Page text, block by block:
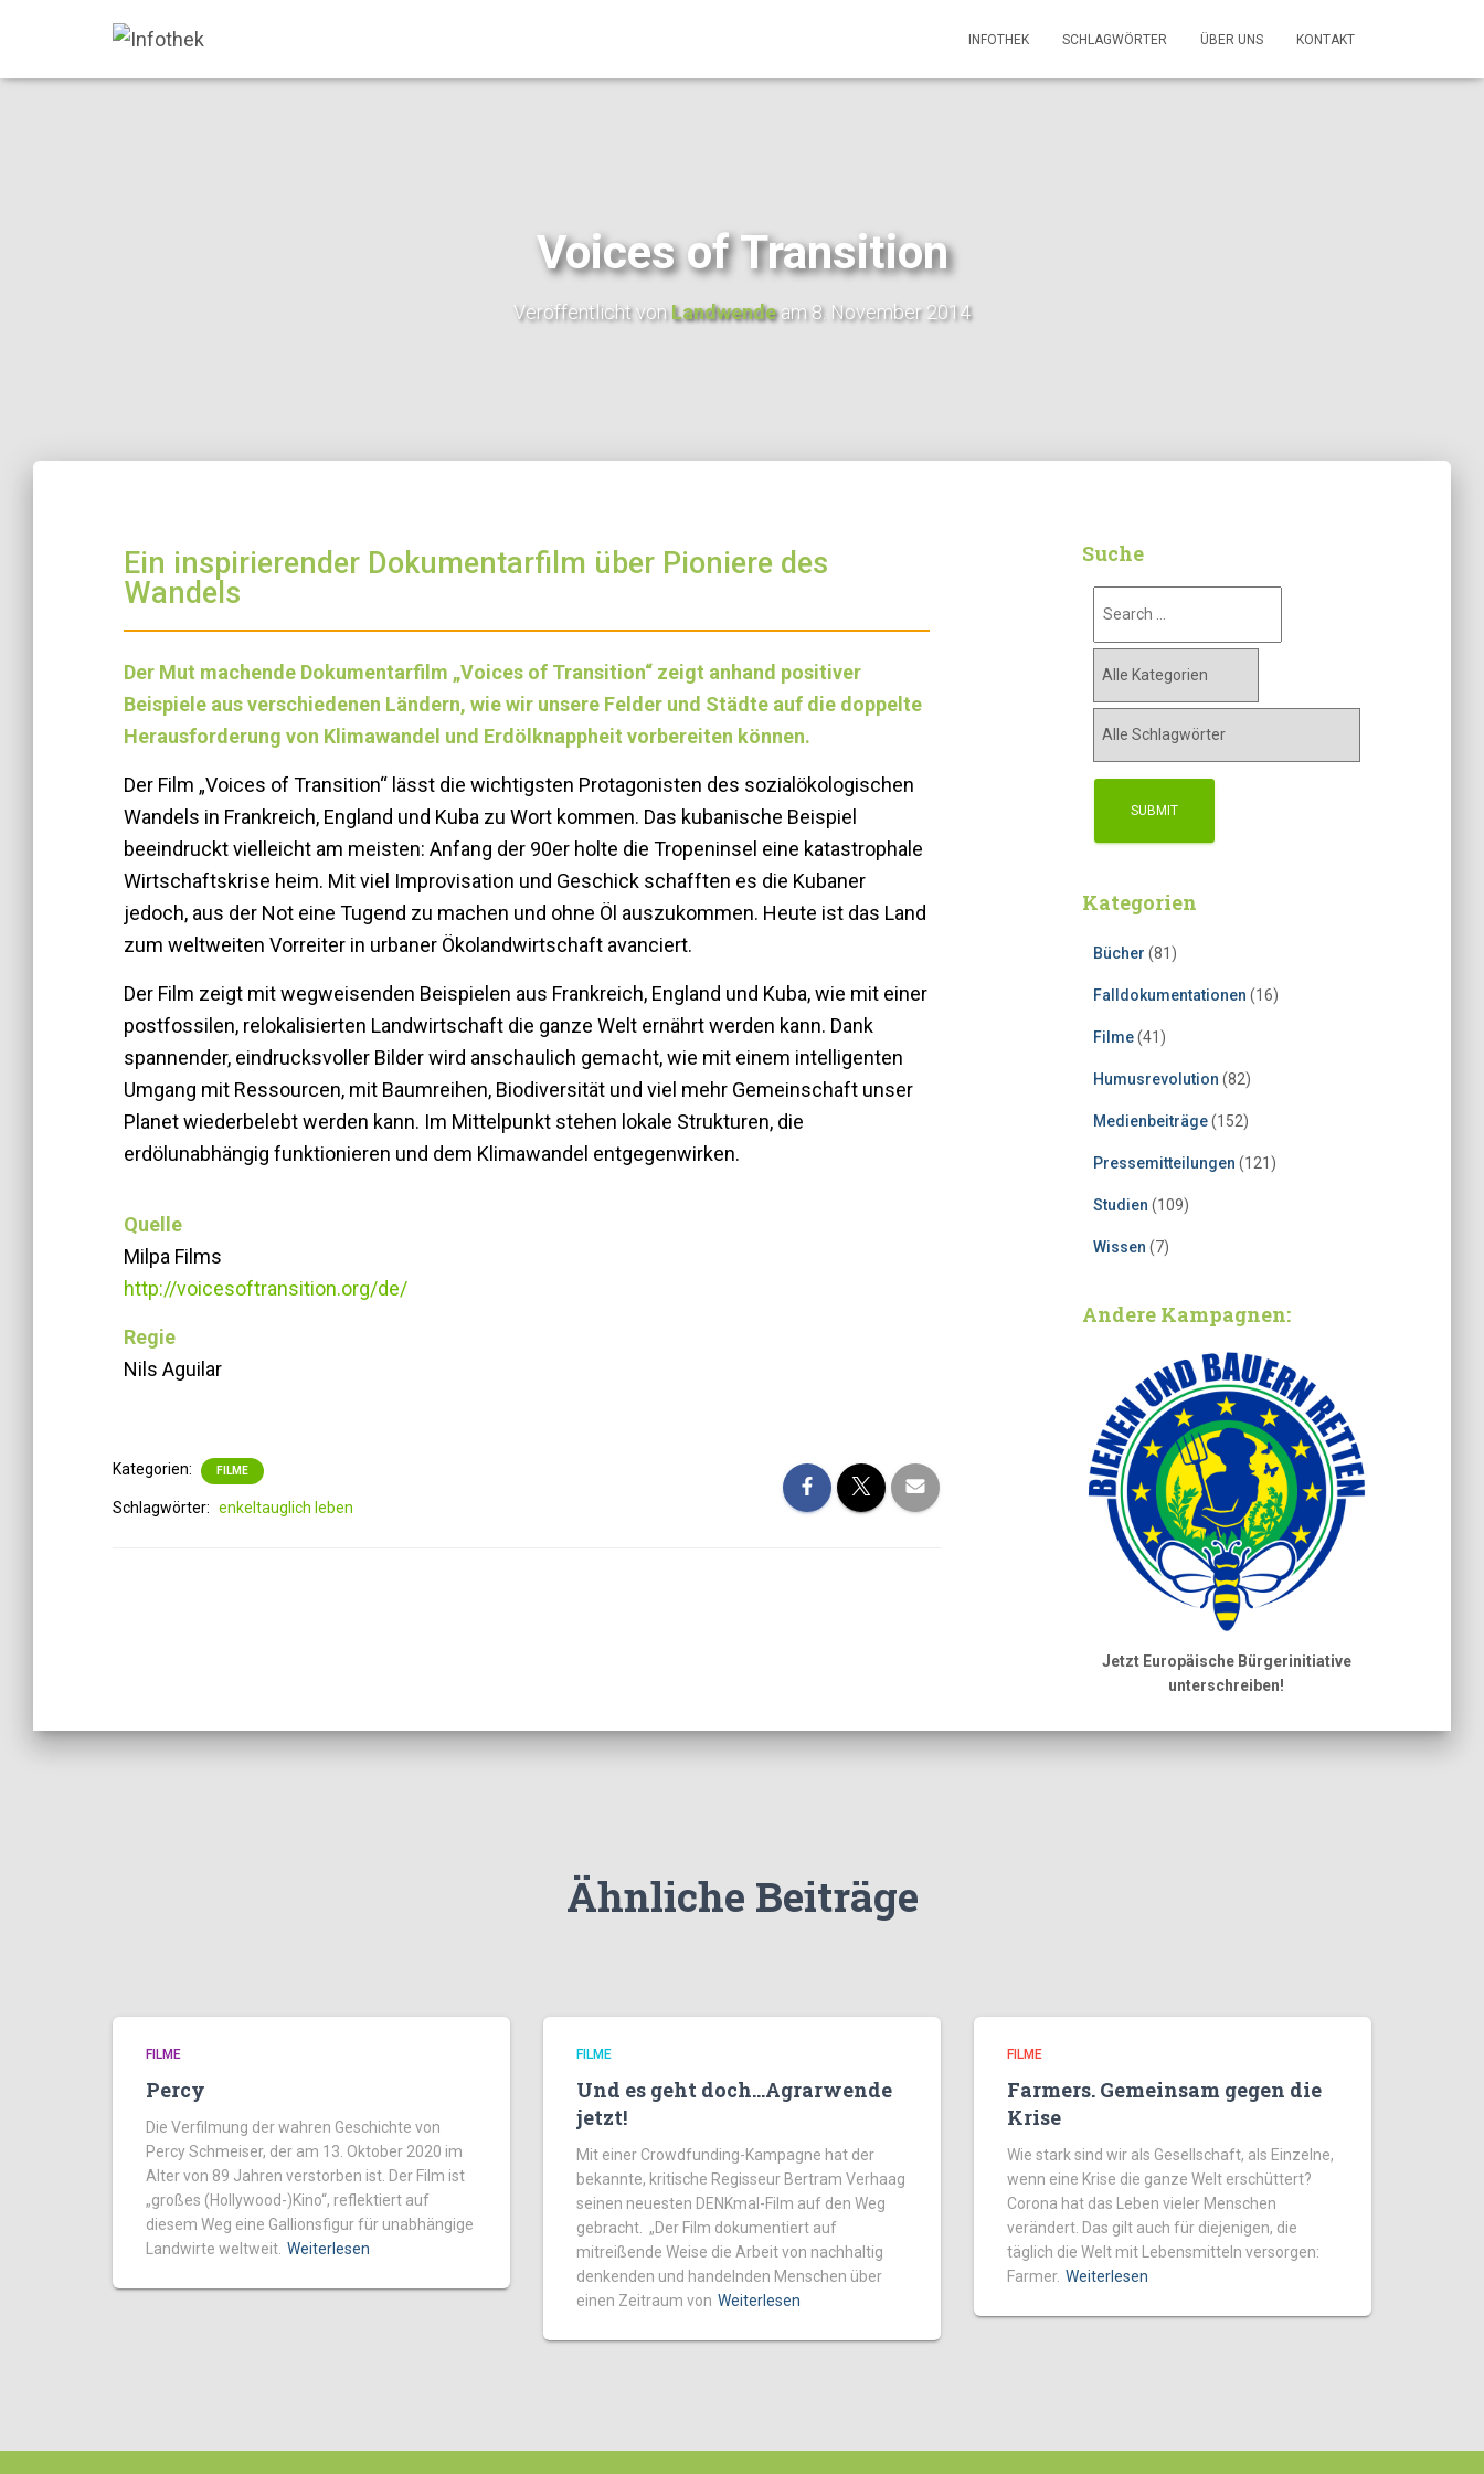
INFOTHEK SCHLAGWÖRTER ÜBER UNS KONTAKT
Voices of Transition
Veröffentlicht vonLandwendeam8. November 2014
Ein inspirierender Dokumentarfilm über Pioniere des
Wandels
Der Mut machende Dokumentarfilm „Voices of Transition“ zeigt anhand positiver
Beispiele aus verschiedenen Ländern, wie wir unsere Felder und Städte auf die doppelte
Herausforderung von Klimawandel und Erdölknappheit vorbereiten können.
Der Film „Voices of Transition“ lässt die wichtigsten Protagonisten des sozialökologischen
Wandels in Frankreich, England und Kuba zu Wort kommen. Das kubanische Beispiel
beeindruckt vielleicht am meisten: Anfang der 90er holte die Tropeninsel eine katastrophale
Wirtschaftskrise heim. Mit viel Improvisation und Geschick schafften es die Kubaner
jedoch, aus der Not eine Tugend zu machen und ohne Öl auszukommen. Heute ist das Land
zum weltweiten Vorreiter in urbaner Ökolandwirtschaft avanciert.
Der Film zeigt mit wegweisenden Beispielen aus Frankreich, England und Kuba, wie mit einer
postfossilen, relokalisierten Landwirtschaft die ganze Welt ernährt werden kann. Dank
spannender, eindrucksvoller Bilder wird anschaulich gemacht, wie mit einem intelligenten
Umgang mit Ressourcen, mit Baumreihen, Biodiversität und viel mehr Gemeinschaft unser
Planet wiederbelebt werden kann. Im Mittelpunkt stehen lokale Strukturen, die
erdölunabhängig funktionieren und dem Klimawandel entgegenwirken.
Quelle
Milpa Films
http://voicesoftransition.org/de/
Regie
Nils Aguilar
Kategorien: FILME
Schlagwörter: enkeltauglich leben
Suche
Kategorien
Bücher (81)
Falldokumentationen (16)
Filme(41)
Humusrevolution (82)
Medienbeiträge(152)
Pressemitteilungen (121)
Studien (109)
Wissen (7)
Andere Kampagnen:
Jetzt Europäische Bürgerinitiative
unterschreiben!
Ähnliche Beiträge
FILME
Percy
Die Verfilmung der wahren Geschichte von
Percy Schmeiser, der am 13. Oktober 2020 im
Alter von 89 Jahren verstorben ist. Der Film ist
„großes (Hollywood-)Kino“, reflektiert auf
diesem Weg eine Gallionsfigur für unabhängige
Landwirte weltweit. Weiterlesen
FILME
Und es geht doch…Agrarwende
jetzt!
Mit einer Crowdfunding-Kampagne hat der
bekannte, kritische Regisseur Bertram Verhaag
seinen neuesten DENKmal-Film auf den Weg
gebracht. „Der Film dokumentiert auf
mitreißende Weise die Arbeit von nachhaltig
denkenden und handelnden Menschen über
einen Zeitraum von Weiterlesen
FILME
Farmers. Gemeinsam gegen die
Krise
Wie stark sind wir als Gesellschaft, als Einzelne,
wenn eine Krise die ganze Welt erschüttert?
Corona hat das Leben vieler Menschen
verändert. Das gilt auch für diejenigen, die
täglich die Welt mit Lebensmitteln versorgen:
Farmer. Weiterlesen